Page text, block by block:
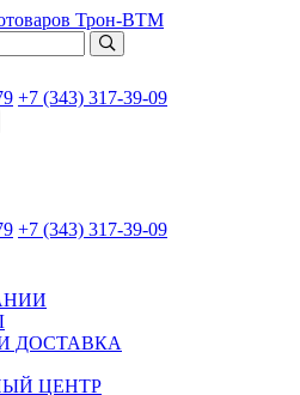
+7 (343) 317-39-09
+7 (343) 317-39-09
ДОСТАВКА
ЦЕНТР